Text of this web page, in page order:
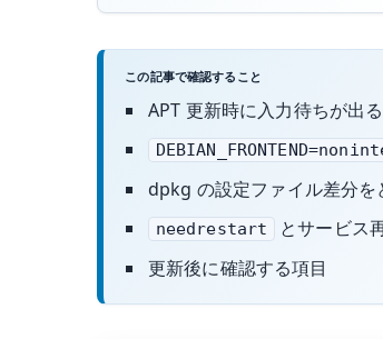
この記事で確認すること
APT 更新時に入力待ちが出
dpkg の設定ファイル差分を
needrestart
とサービス
更新後に確認する項目